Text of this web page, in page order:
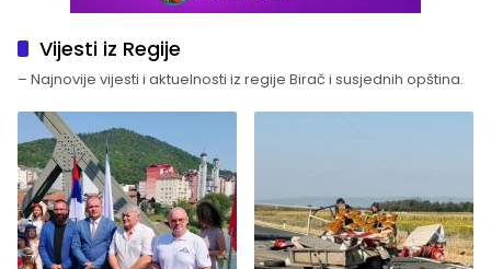
Vijesti iz Regije
– Najnovije vijesti i aktuelnosti iz regije Birač i susjednih opština.